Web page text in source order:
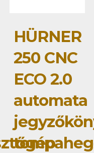
HÜRNER
250 CNC
ECO 2.0
automata